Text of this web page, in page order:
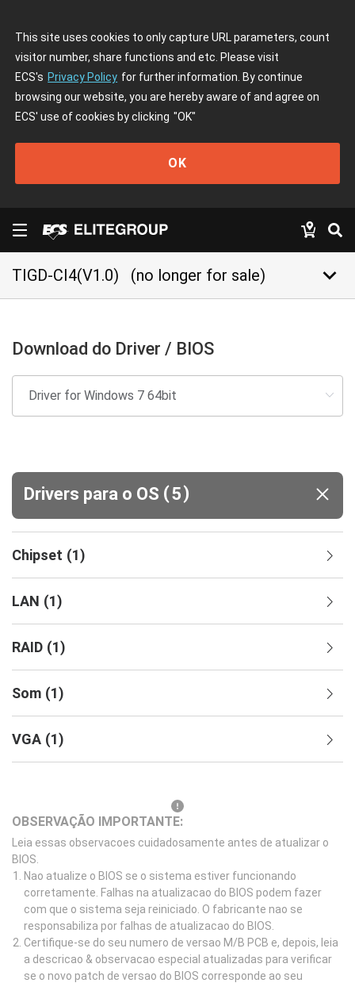
This site uses cookies to only capture URL parameters, count
visitor number, share functions and etc. Please visit
ECS's Privacy Policy for further information. By continue
browsing our website, you are hereby aware of and agree on
ECS' use of cookies by clicking "OK"
OK
TIGD-CI4(V1.0) (no longer for sale) keyboard_arrow_down
Download do Driver / BIOS
Drivers para o OS (5)
Chipset (1)
LAN (1)
RAID (1)
Som (1)
VGA (1)
OBSERVAÇÃO IMPORTANTE:
Leia essas observacoes cuidadosamente antes de atualizar o
BIOS.
Nao atualize o BIOS se o sistema estiver funcionando
corretamente. Falhas na atualizacao do BIOS podem fazer
com que o sistema seja reiniciado. O fabricante nao se
responsabiliza por falhas de atualizacao do BIOS.
Certifique-se do seu numero de versao M/B PCB e, depois, leia
a descricao & observacao especial atualizadas para verificar
se o novo patch de versao do BIOS corresponde ao seu